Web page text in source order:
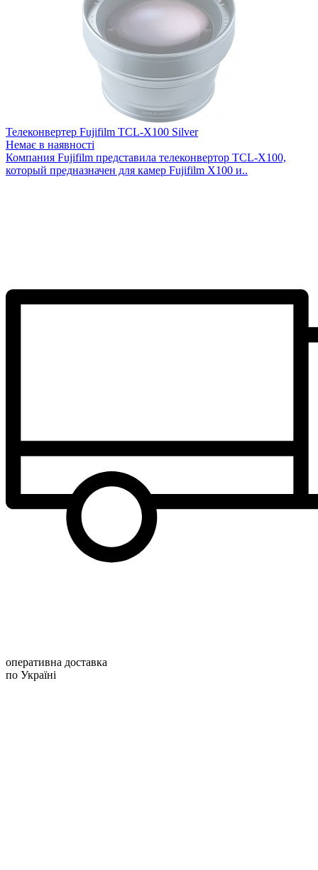
Телеконвертер Fujifilm TCL-X100 Silver
Немає в наявності
Компания Fujifilm представила телеконвертор TCL-X100,
который предназначен для камер Fujifilm X100 и..
оперативна доставка
по Україні